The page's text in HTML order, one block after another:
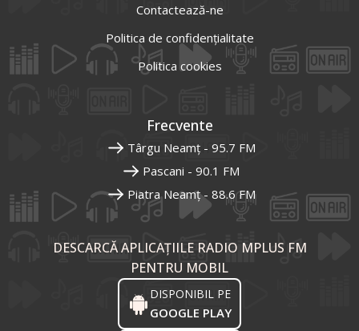
Contactează-ne
Politica de confidențialitate
Politica cookies
Frecvente
Târgu Neamț - 95.7 FM
Pascani - 90.1 FM
Piatra Neamț - 88.6 FM
DESCARCĂ APLICAȚIILE RADIO MPLUS FM
PENTRU MOBIL
DISPONIBIL PE
GOOGLE PLAY